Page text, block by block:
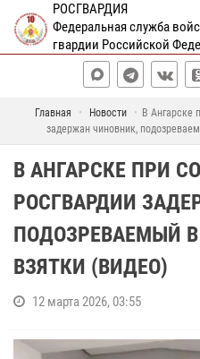
РОСГВАРДИЯ
Федеральная служба
гвардии Российской
Главная Новости
В Ангарске
задержан чиновник,
В АНГАРСКЕ ПРИ
РОСГВАРДИИ
ПОДОЗРЕВАЕМЫЙ
ВЗЯТКИ (ВИДЕО)
12 марта 2026, 03:55